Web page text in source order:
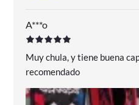
A***o
Muy chula, y tiene buena
recomendado